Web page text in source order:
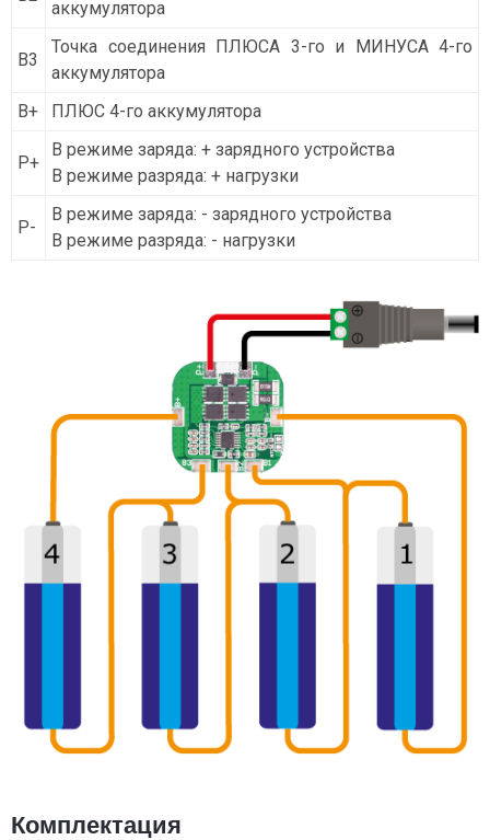
аккумулятора
В3
Точка соединения ПЛЮСА 3-го и МИНУСА 4-го
аккумулятора
В+
ПЛЮС 4-го аккумулятора
P+
В режиме заряда: + зарядного устройства
В режиме разряда: + нагрузки
P-
В режиме заряда: - зарядного устройства
В режиме разряда: - нагрузки
Комплектация